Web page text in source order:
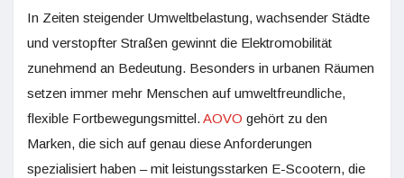
In Zeiten steigender Umweltbelastung, wachsender Städte
und verstopfter Straßen gewinnt die Elektromobilität
zunehmend an Bedeutung. Besonders in urbanen Räumen
setzen immer mehr Menschen auf umweltfreundliche,
flexible Fortbewegungsmittel. AOVO gehört zu den
Marken, die sich auf genau diese Anforderungen
spezialisiert haben – mit leistungsstarken E-Scootern, die